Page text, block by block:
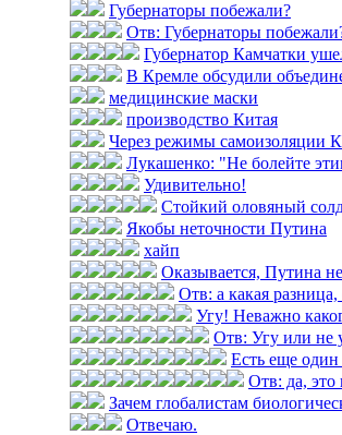
Губернаторы побежали?
Отв: Губернаторы
Губернатор Камчатки
В Кремле обсудили
медицинские маски
производство Китая
Через режимы самоизоляции
Лукашенко: "Не болейте
Удивительно!
Стойкий оловяный
Якобы неточности Путина
хайп
Оказывается, Путина
Отв: а какая
Угу! Неважно
Отв: Угу или не
Есть еще
Отв: да,
Зачем глобалистам
Отвечаю.